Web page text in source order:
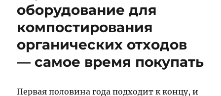
оборудование для
компостирования
органических отходов
— самое время покупать
Первая половина года подходит к концу, и